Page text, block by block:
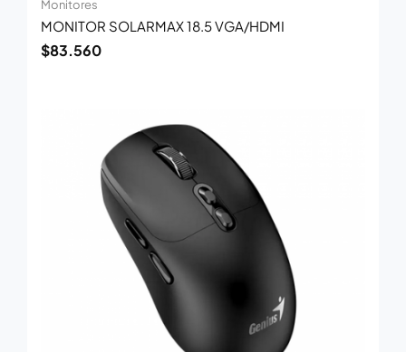
Monitores
MONITOR SOLARMAX 18.5 VGA/HDMI
$83.560